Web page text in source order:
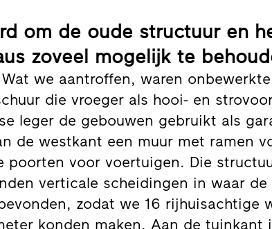
om de oude structuur en
zoveel mogelijk te
we aantroffen, waren
die vroeger als hooi- en
leger de gebouwen gebruikt als
de westkant een muur met ramen
poorten voor voertuigen. Die
verticale scheidingen in waar de
zodat we 16 rijhuisachtige
konden maken. Aan de tuinkant